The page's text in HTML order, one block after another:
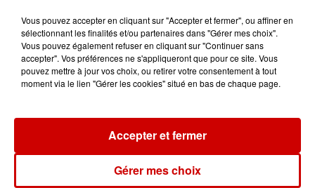
Le Duel - Gagnez votre balade
en jet ski !
Newsletter
Vous pouvez accepter en cliquant sur "Accepter et fermer", ou affiner en
sélectionnant les finalités et/ou partenaires dans "Gérer mes choix".
Vous pouvez également refuser en cliquant sur "Continuer sans
accepter". Vos préférences ne s'appliqueront que pour ce site. Vous
pouvez mettre à jour vos choix, ou retirer votre consentement à tout
moment via le lien "Gérer les cookies" situé en bas de chaque page.
Gérer mes choix
Accepter et fermer